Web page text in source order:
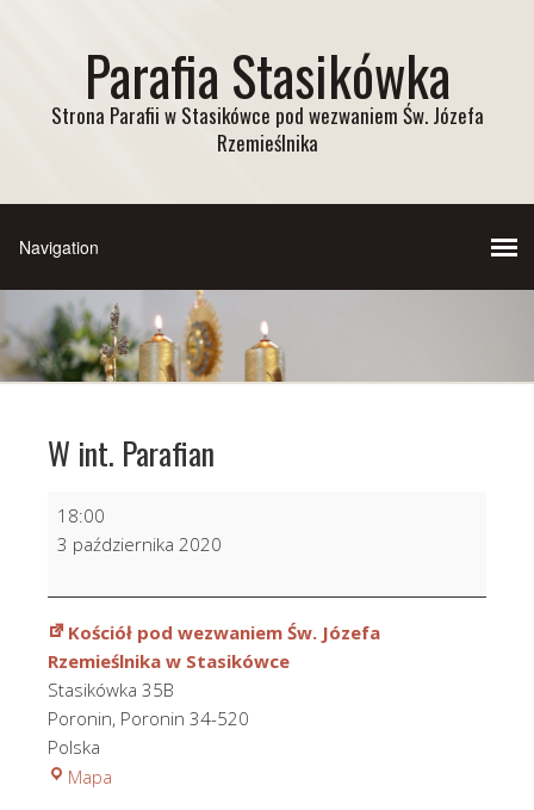
Parafia Stasikówka
Strona Parafii w Stasikówce pod wezwaniem Św. Józefa
Rzemieślnika
W int. Parafian
W
int.
Parafian
18:00
3 października 2020
Kościół pod wezwaniem Św. Józefa
Rzemieślnika w Stasikówce
Stasikówka 35B
Poronin, Poronin 34-520
Polska
Mapa